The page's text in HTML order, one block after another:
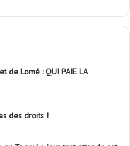
de Lomé : QUI PAIE LA
des droits !